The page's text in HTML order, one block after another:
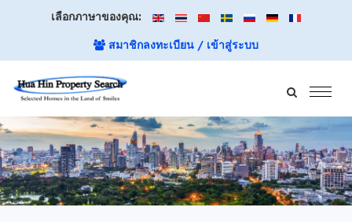
เลือกภาษาของคุณ:
สมาชิกลงทะเบียน / เข้าสู่ระบบ